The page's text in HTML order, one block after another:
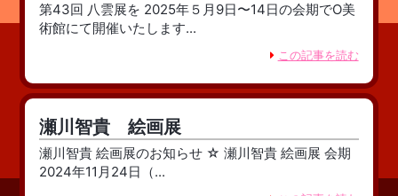
第43回 八雲展を 2025年５月9日〜14日の会期でO美
術館にて開催いたします...
この記事を読む
瀬川智貴 絵画展
瀬川智貴 絵画展のお知らせ ☆ 瀬川智貴 絵画展 会期
2024年11月24日（...